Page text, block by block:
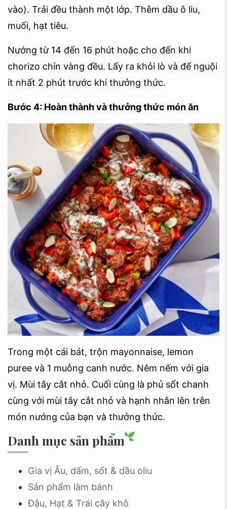
vào). Trải đều thành một lớp. Thêm dầu ô liu,
muối, hạt tiêu.
Nướng từ 14 đến 16 phút hoặc cho đến khi
chorizo chín vàng đều. Lấy ra khỏi lò và để nguội
ít nhất 2 phút trước khi thưởng thức.
Bước 4: Hoàn thành và thưởng thức món ăn
Trong một cái bát, trộn mayonnaise, lemon
puree và 1 muỗng canh nước. Nêm nếm với gia
vị. Mùi tây cắt nhỏ. Cuối cùng là phủ sốt chanh
cùng với mùi tây cắt nhỏ và hạnh nhân lên trên
món nướng của bạn và thưởng thức.
Danh mục sản phẩm
Gia vị Âu, dấm, sốt & dầu oliu
Sản phẩm làm bánh
Đậu, Hạt & Trái cây khô